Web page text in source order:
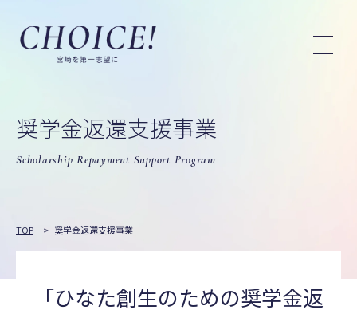
奨学金返還支援事業
Scholarship Repayment Support Program
TOP > 奨学金返還支援事業
「ひなた創生のための奨学金返